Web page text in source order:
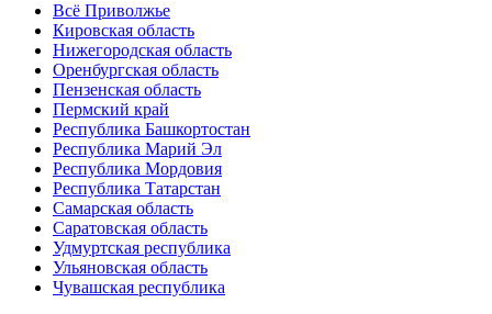
Всё Приволжье
Кировская область
Нижегородская область
Оренбургская область
Пензенская область
Пермский край
Республика Башкортостан
Республика Марий Эл
Республика Мордовия
Республика Татарстан
Самарская область
Саратовская область
Удмуртская республика
Ульяновская область
Чувашская республика